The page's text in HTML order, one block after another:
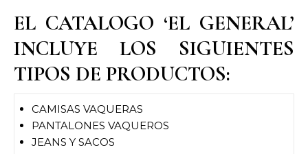
EL CATALOGO ‘EL GENERAL’
INCLUYE LOS SIGUIENTES
TIPOS DE PRODUCTOS:
CAMISAS VAQUERAS
PANTALONES VAQUEROS
JEANS Y SACOS